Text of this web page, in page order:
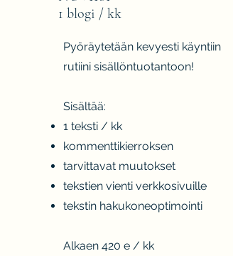
1 blogi / kk
Pyöräytetään kevyesti käyntiin
rutiini sisällöntuotantoon!
Sisältää:
1 teksti / kk
kommenttikierroksen
tarvittavat muutokset
tekstien vienti verkkosivuille
tekstin hakukoneoptimointi
Alkaen 420 e / kk